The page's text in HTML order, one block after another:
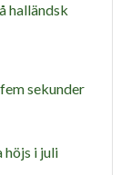
halländsk
sekunder
i juli